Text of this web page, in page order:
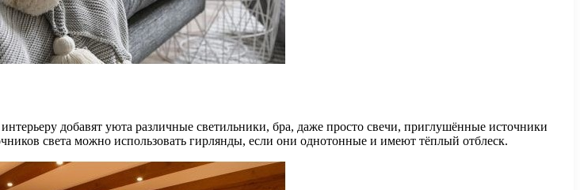
добавят уюта различные светильники, бра, даже просто свечи, приглушённые источники
света можно использовать гирлянды, если они однотонные и имеют тёплый отблеск.